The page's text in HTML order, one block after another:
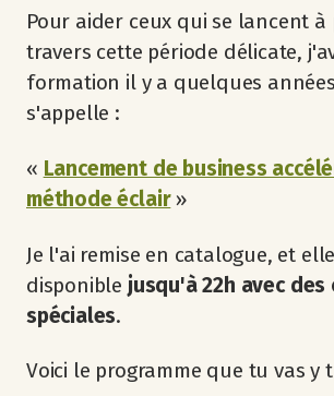
Pour aider ceux qui se lancent à
travers cette période délicate,
formation il y a quelques
s'appelle :
« Lancement de business
méthode éclair»
Je l'ai remise en catalogue, et
disponible jusqu'à 22h avec
spéciales.
Voici le programme que tu vas y